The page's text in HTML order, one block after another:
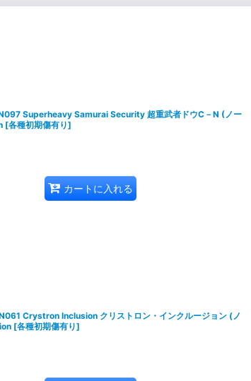
Superheavy Samurai Security 超重武者ドウC－N (ノー
[各種初期傷有り]
カートに入れる
Crystron Inclusion クリストロン・インクルージョン (ノ
[各種初期傷有り]